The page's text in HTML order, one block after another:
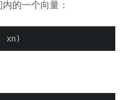
的一个向量：
xn)